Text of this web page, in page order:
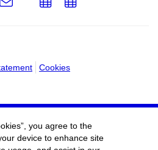
Cookies
you agree to the
device to enhance site